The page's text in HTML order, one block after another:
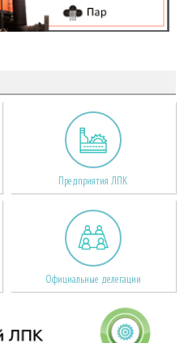
Предприятия ЛПК
Официальные делегации